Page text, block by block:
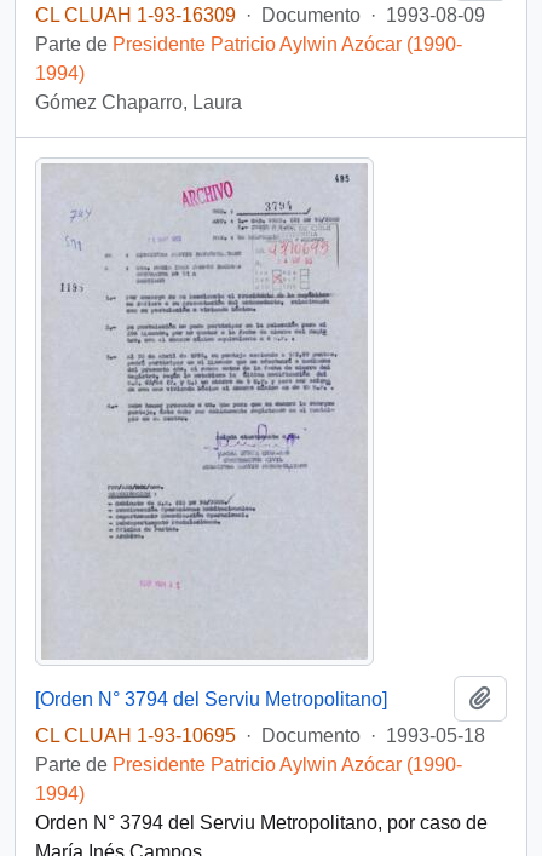
CL CLUAH 1-93-16309 · Documento · 1993-08-09
Parte de Presidente Patricio Aylwin Azócar (1990-
1994)
Gómez Chaparro, Laura
[Orden N° 3794 del Serviu Metropolitano]
CL CLUAH 1-93-10695 · Documento · 1993-05-18
Parte de Presidente Patricio Aylwin Azócar (1990-
1994)
Orden N° 3794 del Serviu Metropolitano, por caso de
María Inés Campos.